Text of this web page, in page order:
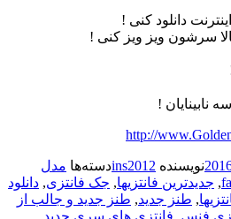
دانلود کنی !
سرشون ویز ویز کنی !
نابینایان !
http://
نویسنده ins2012دسته‌ها مدل
, جدیدترین فانتزیها, جک فانتزی, دانلود
, طنز جدید, طنز جدید و جالب از
فنس فانتزی های سری جدید